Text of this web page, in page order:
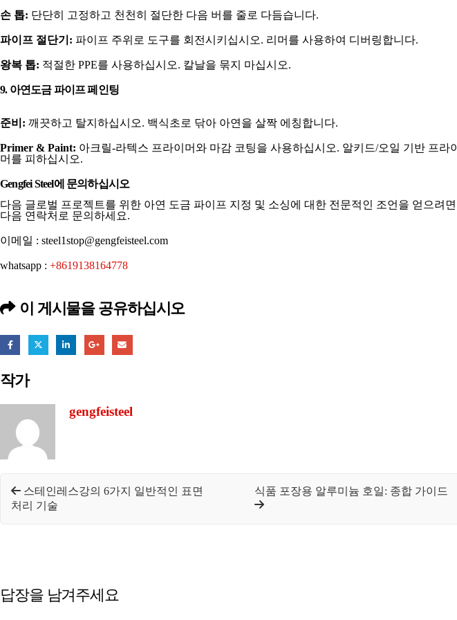
손 톱: 단단히 고정하고 천천히 절단한 다음 버를 줄로 다듬습니다.
파이프 절단기: 파이프 주위로 도구를 회전시키십시오. 리머를 사용하여 디버링합니다.
왕복 톱: 적절한 PPE를 사용하십시오. 칼날을 묶지 마십시오.
9. 아연도금 파이프 페인팅
준비: 깨끗하고 탈지하십시오. 백식초로 닦아 아연을 살짝 에칭합니다.
Primer & Paint: 아크릴-라텍스 프라이머와 마감 코팅을 사용하십시오. 알키드/오일 기반 프라이
머를 피하십시오.
Gengfei Steel에 문의하십시오
다음 글로벌 프로젝트를 위한 아연 도금 파이프 지정 및 소싱에 대한 전문적인 조언을 얻으려면
다음 연락처로 문의하세요.
이메일 : steel1stop@gengfeisteel.com
whatsapp : +8619138164778
이 게시물을 공유하십시오
작가
gengfeisteel
스테인레스강의 6가지 일반적인 표면
처리 기술
식품 포장용 알루미늄 호일: 종합 가이드
답장을 남겨주세요